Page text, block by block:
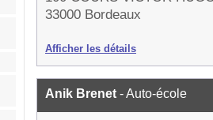
33000 Bordeaux
Afficher les détails
Anik Brenet - Auto-école